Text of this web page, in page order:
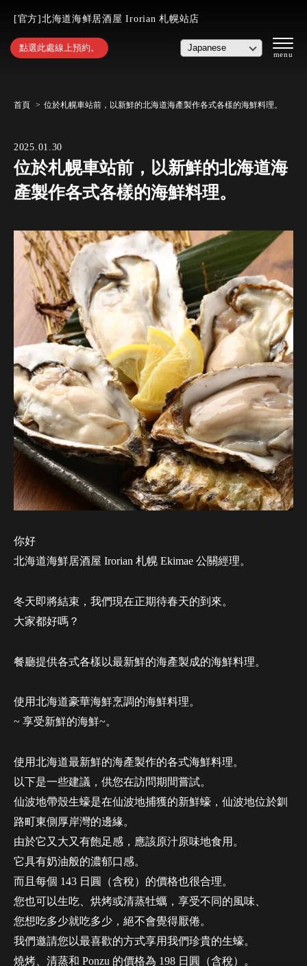
[官方]北海道海鲜居酒屋 Irorian 札幌站店
點選此處線上預約。
首頁 位於札幌車站前，以新鮮的北海道海產製作各式各樣的海鮮料理。
2025.01.30
位於札幌車站前，以新鮮的北海道海
產製作各式各樣的海鮮料理。
你好
北海道海鮮居酒屋 Irorian 札幌 Ekimae 公關經理。
冬天即將結束，我們現在正期待春天的到來。
大家都好嗎？
餐廳提供各式各樣以最新鮮的海產製成的海鮮料理。
使用北海道豪華海鮮烹調的海鮮料理。
~ 享受新鮮的海鮮~。
使用北海道最新鮮的海產製作的各式海鮮料理。
以下是一些建議，供您在訪問期間嘗試。
仙波地帶殼生蠔是在仙波地捕獲的新鮮蠔，仙波地位於釧
路町東側厚岸灣的邊緣。
由於它又大又有飽足感，應該原汁原味地食用。
它具有奶油般的濃郁口感。
而且每個 143 日圓（含稅）的價格也很合理。
您也可以生吃、烘烤或清蒸牡蠣，享受不同的風味、
您想吃多少就吃多少，絕不會覺得厭倦。
我們邀請您以最喜歡的方式享用我們珍貴的生蠔。
燒烤、清蒸和 Ponzu 的價格為 198 日圓（含稅）。